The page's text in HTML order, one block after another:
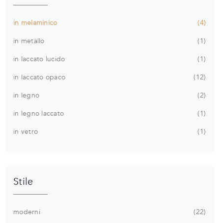
in melaminico
4
in metallo
1
in laccato lucido
1
in laccato opaco
12
in legno
2
in legno laccato
1
in vetro
1
Stile
moderni 22